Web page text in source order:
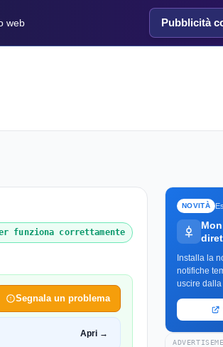
web Pubblicità
funziona correttamente
Segnala un problema
Apri →
NOVITÀ
Installa la
notifiche
uscire